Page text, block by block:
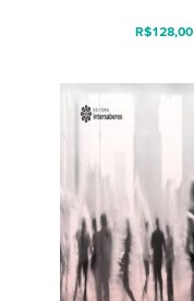
R$128,00